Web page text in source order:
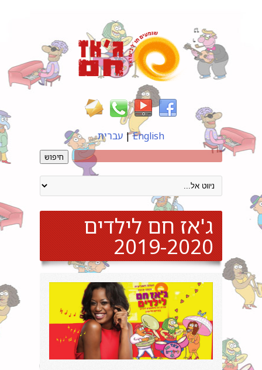
English
| עברית
חיפוש
ג'אז חם לילדים
2019-2020